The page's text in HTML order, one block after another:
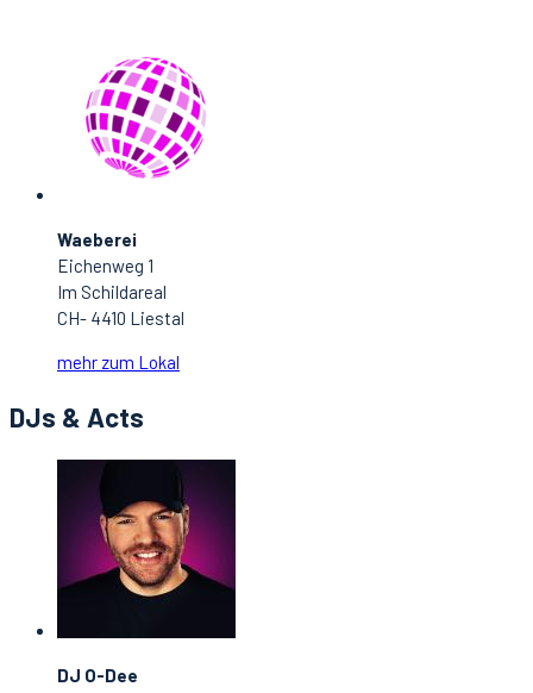
Waeberei
Eichenweg 1
Im Schildareal
CH- 4410 Liestal
mehr zum Lokal
DJs & Acts
DJ O-Dee